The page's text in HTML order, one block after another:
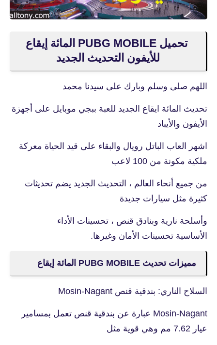
تحميل PUBG MOBILE المائة إيقاع
للأيفون التحديث الجديد
اللهم صلى وسلم وبارك على سيدنا محمد
تحديث المائة ايقاع الجديد للعبة ببجي موبايل على أجهزة
الأيفون والأيباد
اشهر العاب الباتل رويال والبقاء على قيد الحياة معركة
ملكية مكونة من 100 لاعب
من جميع أنحاء العالم ، التحديث الجديد يضم تحديثات
كثيرة مثل سيارات جديدة
وأسلحة نارية وبنادق قنص ، تحسينات الأداء
الأساسية تحسينات الأمان وغيرها.
مميزات تحديث PUBG MOBILE المائة إيقاع
السلاح الناري: بندقية قنص Mosin-Nagant
Mosin-Nagant عبارة عن بندقية قنص تعمل بمسامير
عيار 7.62 مم وهي قوية مثل